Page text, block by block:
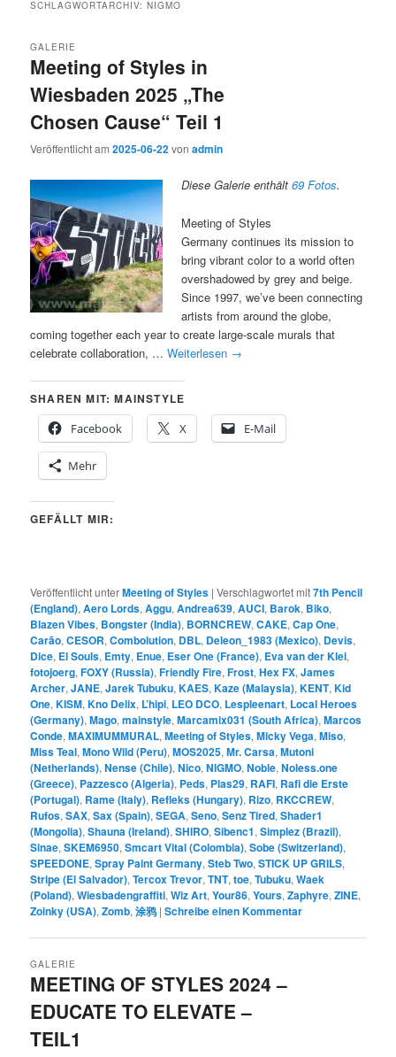
SCHLAGWORTARCHIV:NIGMO
Meeting of Styles in
Wiesbaden 2025 „The
Chosen Cause“ Teil 1
GALERIE
Veröffentlicht am2025-06-22vonadmin
Diese Galerie enthält69 Fotos.
Meeting of Styles
Germany continues its mission to
bring vibrant color to a world often
overshadowed by grey and beige.
Since 1997, we’ve been connecting
artists from around the globe,
coming together each year to create large-scale murals that
celebrate collaboration, …Weiterlesen →
SHAREN MIT: MAINSTYLE
Facebook
X E-Mail
Mehr
GEFÄLLT MIR:
Veröffentlicht unterMeeting of Styles |Verschlagwortet mit7th Pencil
(England),Aero Lords,Aggu,Andrea639,AUCI, Barok, Biko,
Blazen Vibes, Bongster (India), BORNCREW,CAKE,Cap One,
Carão,CESOR,Combolution, DBL, Deleon_1983 (Mexico), Devis,
Dice, El Souls, Emty, Enue, Eser One (France), Eva van der Klei,
fotojoerg,FOXY (Russia),Friendly Fire,Frost,Hex FX,James
Archer,JANE,Jarek Tubuku,KAES,Kaze (Malaysia),KENT,Kid
One,KISM,Kno Delix, L’hipi, LEO DCO, Lespleenart, Local Heroes
(Germany),Mago,mainstyle,Marcamix031 (South Africa),Marcos
Conde,MAXIMUMMURAL,Meeting of Styles,Micky Vega,Miso,
Miss Teal,Mono Wild (Peru),MOS2025,Mr. Carsa,Mutoni
(Netherlands),Nense (Chile),Nico,NIGMO,Noble,Noless.one
(Greece), Pazzesco (Algeria), Peds, Plas29, RAFI, Rafi die Erste
(Portugal), Rame (Italy), Refleks (Hungary), Rizo, RKCCREW,
Rufos,SAX,Sax (Spain),SEGA,Seno,Senz Tired,Shader1
(Mongolia),Shauna (Ireland),SHIRO,Sibenc1,Simplez (Brazil),
Sinae,SKEM6950,Smcart Vital (Colombia),Sobe (Switzerland),
SPEEDONE,Spray Paint Germany,Steb Two,STICK UP GRILS,
Stripe (El Salvador),Tercox Trevor,TNT,toe,Tubuku,Waek
(Poland),Wiesbadengraffiti,Wiz Art,Your86,Yours,Zaphyre,ZINE,
Zoinky (USA),Zomb,涂鸦 |Schreibe einen Kommentar
MEETING OF STYLES 2024 –
EDUCATE TO ELEVATE –
TEIL1
GALERIE